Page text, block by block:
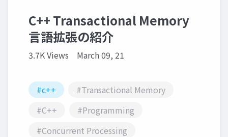
C++ Transactional Memory
言語拡張の紹介
3.7K Views March 09, 21
#c++
#Transactional Memory
#C++
#Programming
#Concurrent Processing